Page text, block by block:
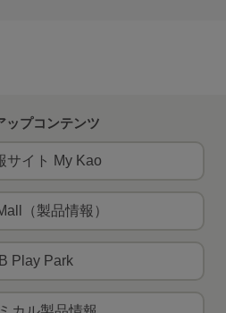
ップコンテンツ
サイト My Kao
（製品情報）
Play Park